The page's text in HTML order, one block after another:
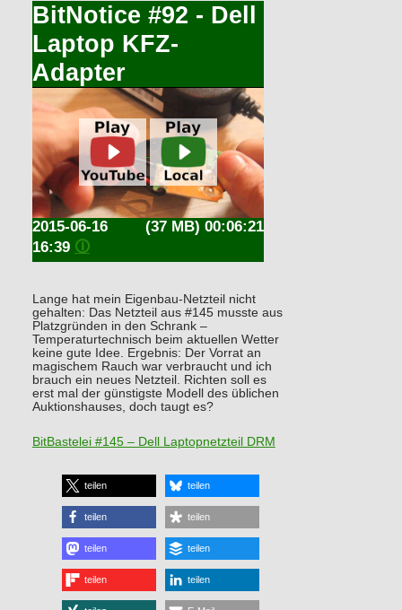
BitNotice #92 - Dell
Laptop KFZ-
Adapter
(37 MB) 00:06:21
2015-06-16
16:39 🛈
Lange hat mein Eigenbau-Netzteil nicht
gehalten: Das Netzteil aus #145 musste aus
Platzgründen in den Schrank –
Temperaturtechnisch beim aktuellen Wetter
keine gute Idee. Ergebnis: Der Vorrat an
magischem Rauch war verbraucht und ich
brauch ein neues Netzteil. Richten soll es
erst mal der günstigste Modell des üblichen
Auktionshauses, doch taugt es?
BitBastelei #145 – Dell Laptopnetzteil DRM
teilen teilen
teilen teilen
teilen teilen
teilen teilen